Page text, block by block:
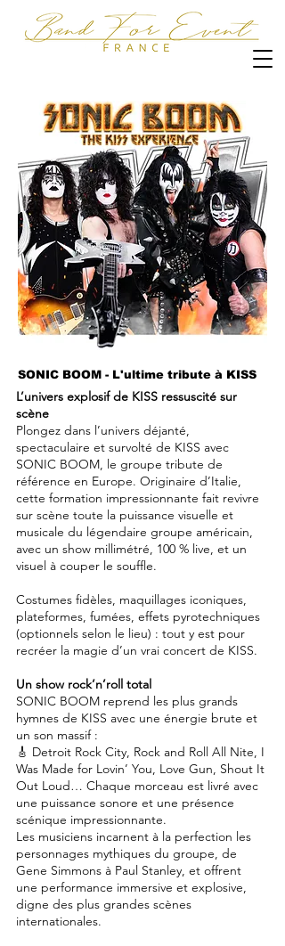
SONIC BOOM - L'ultime tribute à KISS
L’univers explosif de KISS ressuscité sur
scène
Plongez dans l’univers déjanté,
spectaculaire et survolté de KISS avec
SONIC BOOM, le groupe tribute de
référence en Europe. Originaire d’Italie,
cette formation impressionnante fait revivre
sur scène toute la puissance visuelle et
musicale du légendaire groupe américain,
avec un show millimétré, 100 % live, et un
visuel à couper le souffle.
Costumes fidèles, maquillages iconiques,
plateformes, fumées, effets pyrotechniques
(optionnels selon le lieu) : tout y est pour
recréer la magie d’un vrai concert de KISS.
Un show rock’n’roll total
SONIC BOOM reprend les plus grands
hymnes de KISS avec une énergie brute et
un son massif :
🎸 Detroit Rock City, Rock and Roll All Nite, I
Was Made for Lovin’ You, Love Gun, Shout It
Out Loud… Chaque morceau est livré avec
une puissance sonore et une présence
scénique impressionnante.
Les musiciens incarnent à la perfection les
personnages mythiques du groupe, de
Gene Simmons à Paul Stanley, et offrent
une performance immersive et explosive,
digne des plus grandes scènes
internationales.